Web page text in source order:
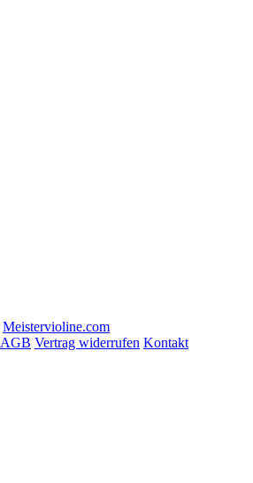
Meistervioline.com
AGB Vertrag widerrufen Kontakt